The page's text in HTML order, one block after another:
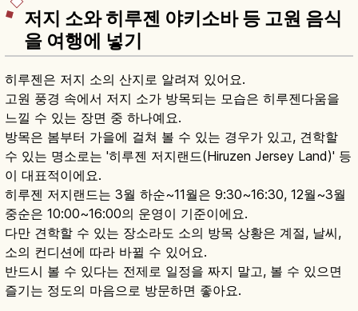
저지 소와 히루젠 야키소바 등 고원 음식
을 여행에 넣기
히루젠은 저지 소의 산지로 알려져 있어요.
고원 풍경 속에서 저지 소가 방목되는 모습은 히루젠다움을
느낄 수 있는 장면 중 하나예요.
방목은 봄부터 가을에 걸쳐 볼 수 있는 경우가 있고, 견학할
수 있는 명소로는 '히루젠 저지랜드(Hiruzen Jersey Land)' 등
이 대표적이에요.
히루젠 저지랜드는 3월 하순~11월은 9:30~16:30, 12월~3월
중순은 10:00~16:00의 운영이 기준이에요.
다만 견학할 수 있는 장소라도 소의 방목 상황은 계절, 날씨,
소의 컨디션에 따라 바뀔 수 있어요.
반드시 볼 수 있다는 전제로 일정을 짜지 말고, 볼 수 있으면
즐기는 정도의 마음으로 방문하면 좋아요.